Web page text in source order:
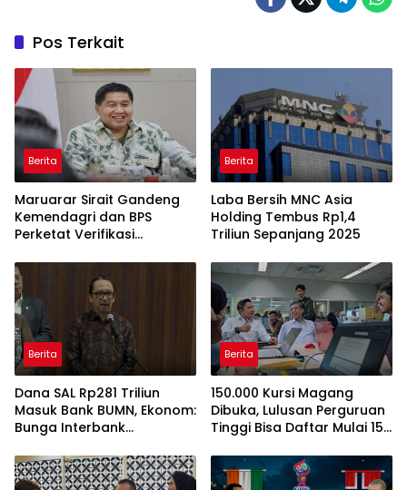
Pos Terkait
Berita
Maruarar Sirait Gandeng
Kemendagri dan BPS
Perketat Verifikasi
Rumah BSPS
Berita
Laba Bersih MNC Asia
Holding Tembus Rp1,4
Triliun Sepanjang 2025
Berita
Dana SAL Rp281 Triliun
Masuk Bank BUMN, Ekonom:
Bunga Interbank
Berita
150.000 Kursi Magang
Dibuka, Lulusan Perguruan
Tinggi Bisa Daftar Mulai 15